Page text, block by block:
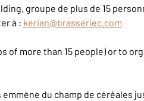
groupe de plus de 15
à : kerian@brasseriec.com
of more than 15 people) or to
du champ de céréales